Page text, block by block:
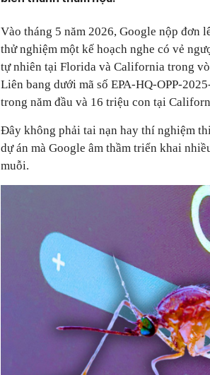
Vào tháng 5 năm 2026, Google nộp đơn
thử nghiệm một kế hoạch nghe có vẻ
tự nhiên tại Florida và California trong
Liên bang dưới mã số EPA-HQ-OPP-
trong năm đầu và 16 triệu con tại
Đây không phải tai nạn hay thí nghiệm
dự án mà Google âm thầm triển khai
muỗi.